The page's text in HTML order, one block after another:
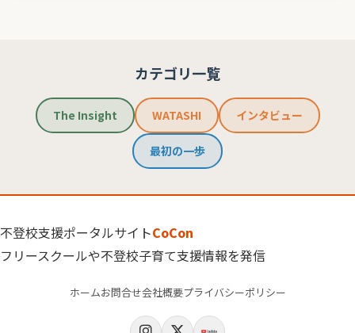
カテゴリ一覧
The Insight WATASHI インタビュー
最初の一歩
不登校支援ポータルサイトCoCon
フリースクールや不登校子育て支援情報を発信
ホームお問合せ会社概要プライバシーポリシー